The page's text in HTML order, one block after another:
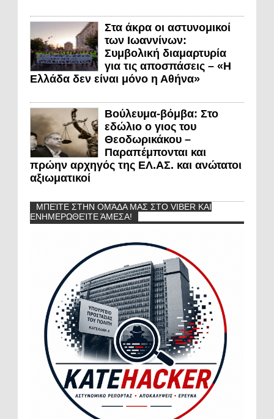
Στα άκρα οι αστυνομικοί
των Ιωαννίνων:
Συμβολική διαμαρτυρία
για τις αποσπάσεις – «Η
Ελλάδα δεν είναι μόνο η Αθήνα»
Βούλευμα-βόμβα: Στο
εδώλιο ο γιος του
Θεοδωρικάκου –
Παραπέμπονται και
πρώην αρχηγός της ΕΛ.ΑΣ. και ανώτατοι
αξιωματικοί
ΜΠΕΊΤΕ ΣΤΗΝ ΟΜΆΔΑ ΜΑΣ ΣΤΟ VIBER ΚΑΙ
ΕΝΗΜΕΡΩΘΕΊΤΕ ΆΜΕΣΑ!